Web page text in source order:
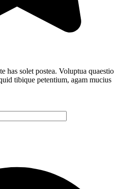
has solet postea. Voluptua quaestio
tibique petentium, agam mucius